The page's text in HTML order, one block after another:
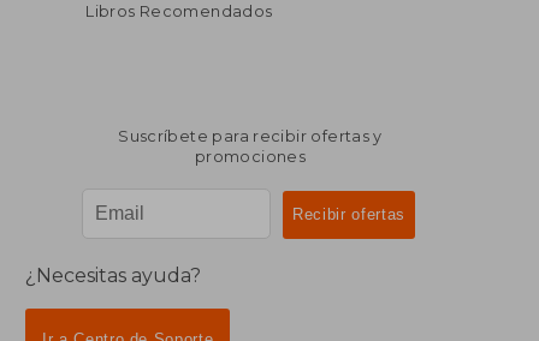
Libros Recomendados
Suscríbete para recibir ofertas y
promociones
¿Necesitas ayuda?